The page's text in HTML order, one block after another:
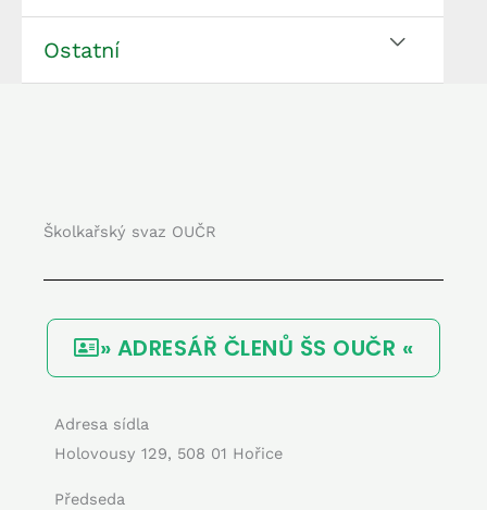
Ostatní
Školkařský svaz OUČR
» ADRESÁŘ ČLENŮ ŠS OUČR «
Adresa sídla
Holovousy 129, 508 01 Hořice
Předseda